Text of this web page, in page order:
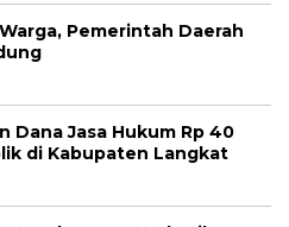
Pemerintah Daerah
Jasa Hukum Rp 40
di Kabupaten Langkat